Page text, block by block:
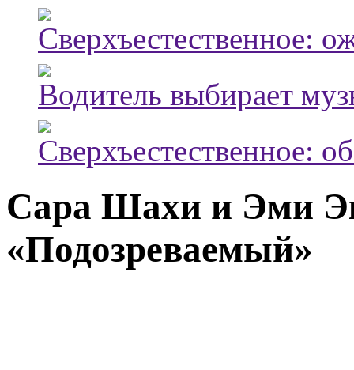
Сверхъестественное:
Водитель выбирает
Сверхъестественное:
Сара Шахи и Эми
«Подозреваемый»